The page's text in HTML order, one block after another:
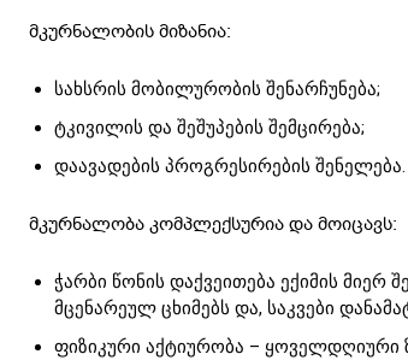
მკურნალობის მიზანია:
სახსრის მობილურობის შენარჩუნება;
ტკივილის და შეშუპების შემცირება;
დაავადების პროგრესირების შენელება.
მკურნალობა კომპლექსურია და მოიცავს:
ჭარბი წონის დაქვეითება ექიმის
მცენარეულ ცხიმებს და, საკვები
ფიზიკური აქტიურობა – ყოველდღიური